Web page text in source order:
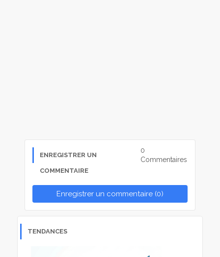
ENREGISTRER UN
COMMENTAIRE
0
Commentaires
Enregistrer un commentaire (0)
TENDANCES